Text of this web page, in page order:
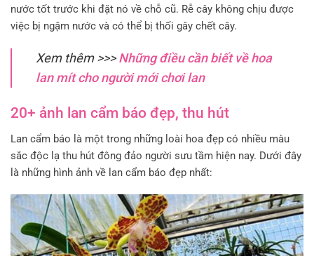
nước tốt trước khi đặt nó về chỗ cũ. Rễ cây không chịu được
việc bị ngậm nước và có thể bị thối gây chết cây.
Xem thêm >>>Những điều cần biết về hoa
lan mít cho người mới chơi lan
20+ ảnh lan cẩm báo đẹp, thu hút
Lan cẩm báo là một trong những loài hoa đẹp có nhiều màu
sắc độc lạ thu hút đông đảo người sưu tầm hiện nay. Dưới đây
là những hình ảnh về lan cẩm báo đẹp nhất: